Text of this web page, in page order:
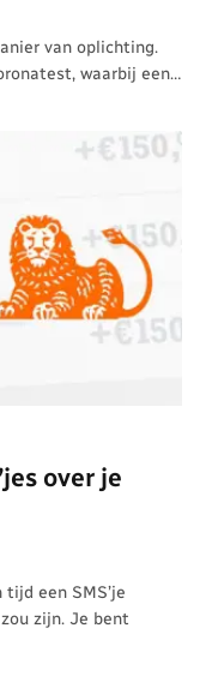
van oplichting.
waarbij een…
over je
een SMS’je
zijn. Je bent